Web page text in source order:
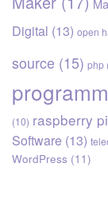
Digital (13) open
source (15) php
(10) raspberry pi
Software (13)
WordPress (11)